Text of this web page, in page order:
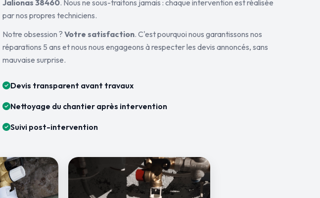
Jalionas 38460. Nous ne sous-traitons jamais : chaque intervention est réalisée
par nos propres techniciens.
Notre obsession ? Votre satisfaction. C'est pourquoi nous garantissons nos
réparations 5 ans et nous nous engageons à respecter les devis annoncés, sans
mauvaise surprise.
Devis transparent avant travaux
Nettoyage du chantier après intervention
Suivi post-intervention